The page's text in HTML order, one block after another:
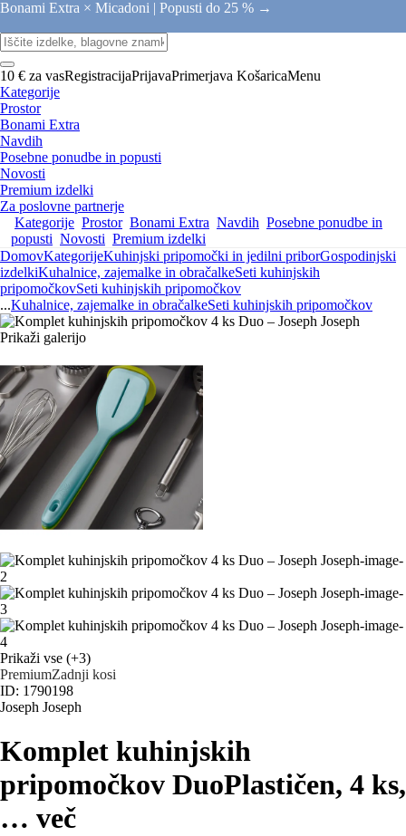
Bonami Extra × Micadoni | Popusti do 25 % →
10 € za vasRegistracijaPrijavaPrimerjava KošaricaMenu
Kategorije
Prostor
Bonami Extra
Navdih
Posebne ponudbe in popusti
Novosti
Premium izdelki
Za poslovne partnerje
Kategorije Prostor Bonami Extra Navdih Posebne ponudbe in
popusti Novosti Premium izdelki
DomovKategorijeKuhinjski pripomočki in jedilni priborGospodinjski
izdelkiKuhalnice, zajemalke in obračalkeSeti kuhinjskih
pripomočkovSeti kuhinjskih pripomočkov
...Kuhalnice, zajemalke in obračalkeSeti kuhinjskih pripomočkov
Prikaži galerijo
Prikaži vse (+3)
PremiumZadnji kosi
ID: 1790198
Joseph Joseph
Komplet kuhinjskih
pripomočkov DuoPlastičen, 4 ks,
… več